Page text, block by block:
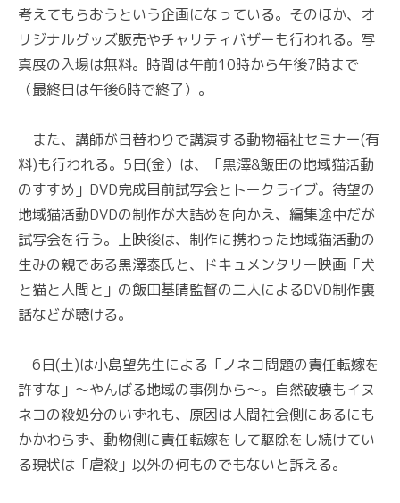
考えてもらおうという企画になっている。そのほか、オ
リジナルグッズ販売やチャリティバザーも行われる。写
真展の入場は無料。時間は午前10時から午後7時まで
（最終日は午後6時で終了）。
また、講師が日替わりで講演する動物福祉セミナー(有
料)も行われる。5日(金）は、「黒澤&飯田の地域猫活動
のすすめ」DVD完成目前試写会とトークライブ。待望の
地域猫活動DVDの制作が大詰めを向かえ、編集途中だが
試写会を行う。上映後は、制作に携わった地域猫活動の
生みの親である黒澤泰氏と、ドキュメンタリー映画「犬
と猫と人間と」の飯田基晴監督の二人によるDVD制作裏
話などが聴ける。
6日(土)は小島望先生による「ノネコ問題の責任転嫁を
許すな」～やんばる地域の事例から～。自然破壊もイヌ
ネコの殺処分のいずれも、原因は人間社会側にあるにも
かかわらず、動物側に責任転嫁をして駆除をし続けてい
る現状は「虐殺」以外の何ものでもないと訴える。